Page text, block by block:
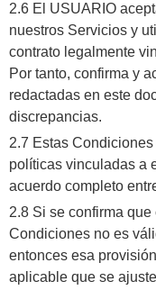
2.6 El USUARIO
nuestros Servicios y
contrato legalmente
Por tanto, confirma y
redactadas en este
discrepancias.
2.7 Estas
políticas vinculadas a
acuerdo completo
2.8 Si se confirma
Condiciones no es
entonces esa
aplicable que se